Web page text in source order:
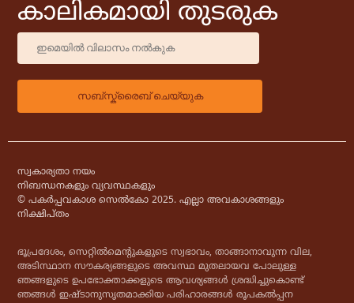
കാലികമായി തുടരുക
സ്വകാര്യതാ നയം
നിബന്ധനകളും വ്യവസ്ഥകളും
© പകർപ്പവകാശ സെൽകോ 2025. എല്ലാ അവകാശങ്ങളും
നിക്ഷിപ്തം
ഭൂപ്രദേശം, സെറ്റിൽമെൻ്റുകളുടെ സ്വഭാവം, താങ്ങാനാവുന്ന വില,
അടിസ്ഥാന സൗകര്യങ്ങളുടെ അവസ്ഥ മുതലായവ പോലുള്ള
ഞങ്ങളുടെ ഉപഭോക്താക്കളുടെ ആവശ്യങ്ങൾ ശ്രദ്ധിച്ചുകൊണ്ട്
ഞങ്ങൾ ഇഷ്ടാനുസൃതമാക്കിയ പരിഹാരങ്ങൾ രൂപകൽപ്പന